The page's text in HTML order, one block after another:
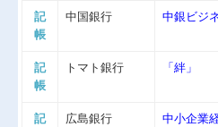
記
帳
中国銀行 中銀ビジ
記
帳
トマト銀行 「絆」
記
広島銀行 中小企業